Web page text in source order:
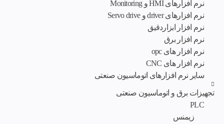
نرم افزارهای HMI و Monitoring
نرم افزارهای driver و Servo drive
نرم افزار ابزاردقیق
نرم افزار برق
نرم افزار های opc
نرم افزار های CNC
سایر نرم افزارهای اتوماسیون صنعتی
تجهیزات برق و اتوماسیون صنعتی
PLC
زیمنس